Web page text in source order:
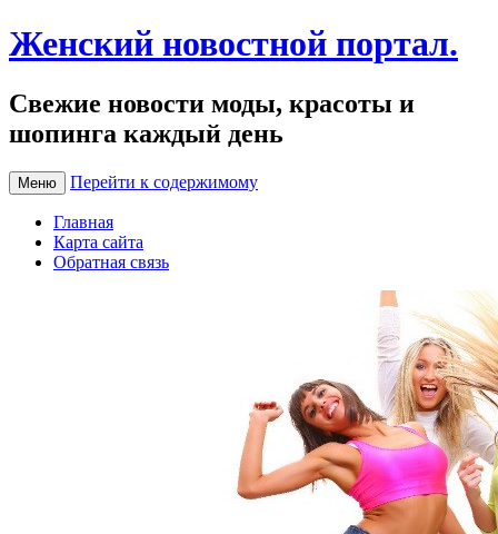
Женский новостной портал.
Свежие новости моды, красоты и
шопинга каждый день
Меню Перейти к содержимому
Главная
Карта сайта
Обратная связь